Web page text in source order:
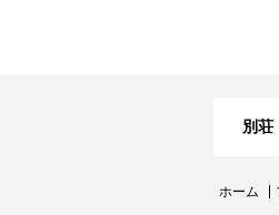
別荘
ホーム